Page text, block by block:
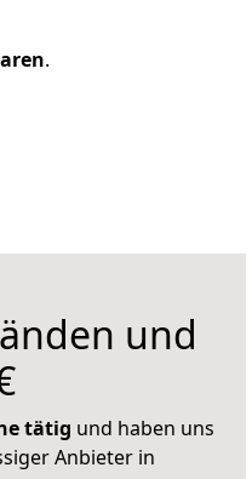
.
und
tätig und haben uns
Anbieter in